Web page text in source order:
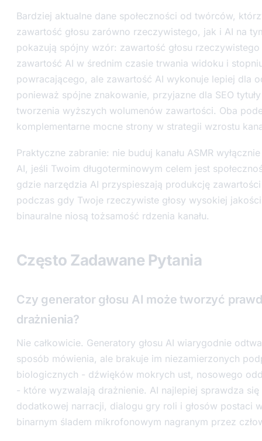
Bardziej aktualne dane społeczności od twórców,
zawartość głosu zarówno rzeczywistego, jak i AI na
pokazują spójny wzór: zawartość głosu
zawartość AI w średnim czasie trwania widoku i
powracającego, ale zawartość AI wykonuje lepiej dla
ponieważ spójne znakowanie, przyjazne dla SEO
tworzenia wyższych wolumenów zawartości. Oba
komplementarne mocne strony w strategii wzrostu
Praktyczne zabranie: nie buduj kanału ASMR
AI, jeśli Twoim długoterminowym celem jest
gdzie narzędzia AI przyspieszają produkcję
podczas gdy Twoje rzeczywiste głosy wysokiej
binauralne niosą tożsamość rdzenia kanału.
Często Zadawane Pytania
Czy generator głosu AI może tworzyć
drażnienia?
Nie całkowicie. Generatory głosu AI wiarygodnie
sposób mówienia, ale brakuje im niezamierzonych
biologicznych - dźwięków mokrych ust, nosowego
- które wyzwalają drażnienie. AI najlepiej sprawdza
dodatkowej narracji, dialogu gry roli i głosów postaci
binarnym śladem mikrofonowym nagranym przez